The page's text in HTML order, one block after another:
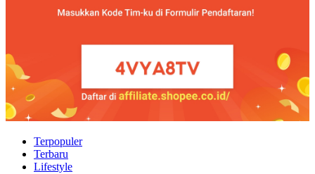
Terpopuler
Terbaru
Lifestyle